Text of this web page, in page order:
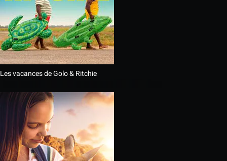
Les vacances de Golo & Ritchie